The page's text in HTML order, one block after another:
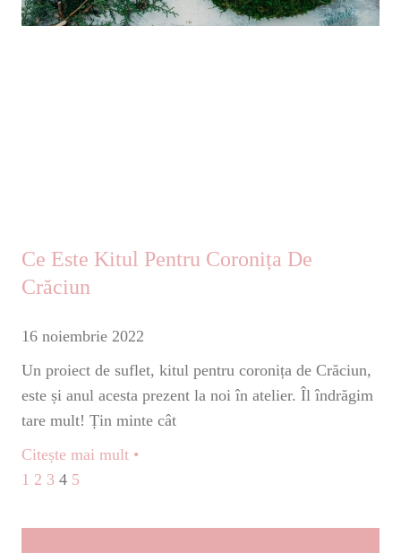
Ce Este Kitul Pentru Coronița De
Crăciun
16 noiembrie 2022
Un proiect de suflet, kitul pentru coronița de Crăciun,
este și anul acesta prezent la noi în atelier. Îl îndrăgim
tare mult! Țin minte cât
Citește mai mult •
1 2 3 4 5